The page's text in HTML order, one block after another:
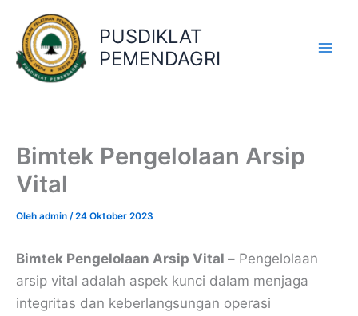
konten
PUSDIKLAT
PEMENDAGRI
Bimtek Pengelolaan Arsip
Vital
Oleh admin /24 Oktober 2023
Bimtek Pengelolaan Arsip Vital – Pengelolaan
arsip vital adalah aspek kunci dalam menjaga
integritas dan keberlangsungan operasi